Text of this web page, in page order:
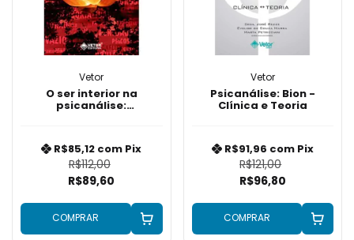
Vetor
O ser interior na
psicanálise:
R$112,00
R$89,60
R$85,12 com Pix
COMPRAR
Vetor
Psicanálise: Bion -
Clínica e Teoria
R$121,00
R$96,80
R$91,96 com Pix
COMPRAR